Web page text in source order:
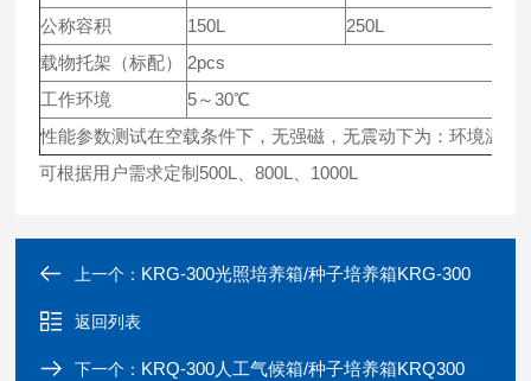
公称容积 150L 250L
载物托架（标配）
2pcs
工作环境
5～30℃
性能参数测试在空载条件下，无强磁，无震动下为：环境温
可根据用户需求定制500L、800L、1000L
上一个： KRG-300光照培养箱/种子培养箱KRG-300
返回列表
下一个： KRQ-300人工气候箱/种子培养箱KRQ300